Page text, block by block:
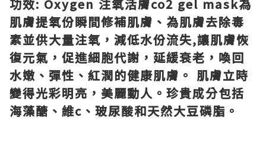
功效: Oxygen 注氧活膚co2 gel mask為
肌膚提氧份瞬間修補肌膚、為肌膚去除毒
素並供大量注氧，減低水份流失,讓肌膚恢
復元氣，促進細胞代謝，延緩衰老，喚回
水嫩、彈性、紅潤的健康肌膚。 肌膚立時
變得光彩明亮，美麗動人。珍貴成分包括
海藻醣、維c 、玻尿酸和天然大豆磷脂。